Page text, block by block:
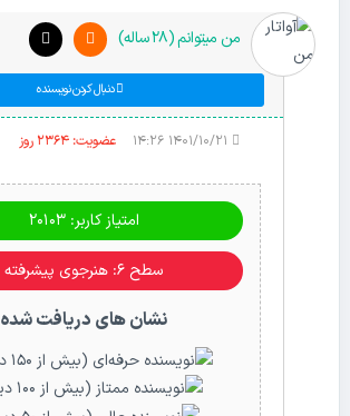
من میتوانم (28 ساله)
دنبال کردن نویسنده
عضویت: 2364 روز
امتیاز کاربر: 20103
سطح ۶: هنرجوی پیشرفته
نشان های دریافت شده